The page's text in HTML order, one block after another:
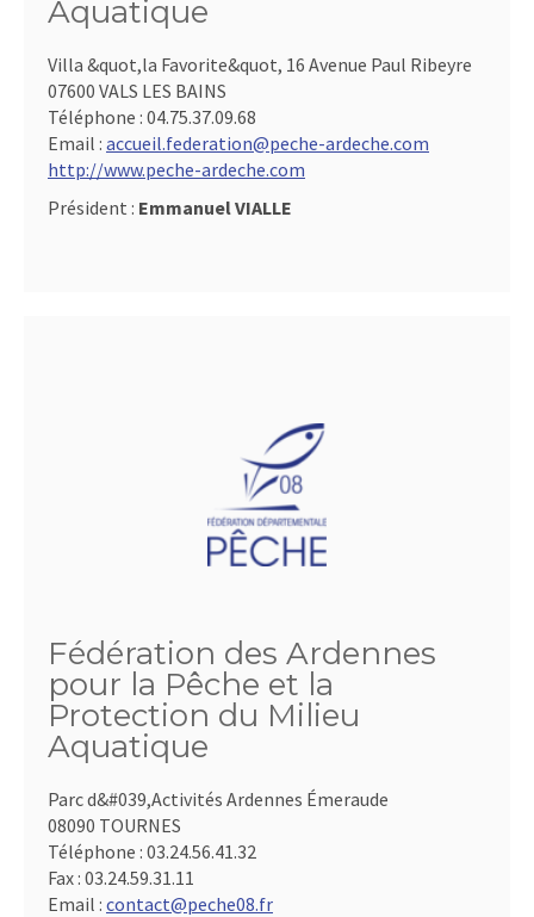
Aquatique
Villa &quot,la Favorite&quot, 16 Avenue Paul Ribeyre
07600 VALS LES BAINS
Téléphone : 04.75.37.09.68
Email : accueil.federation@peche-ardeche.com
http://www.peche-ardeche.com
Président : Emmanuel VIALLE
Fédération des Ardennes
pour la Pêche et la
Protection du Milieu
Aquatique
Parc d&#039,Activités Ardennes Émeraude
08090 TOURNES
Téléphone : 03.24.56.41.32
Fax : 03.24.59.31.11
Email : contact@peche08.fr